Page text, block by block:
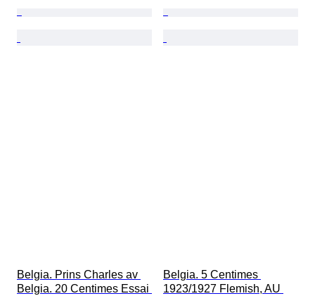
Belgia. Prins Charles av
Belgia. 20 Centimes Essai
Belgia. 5 Centimes
1923/1927 Flemish, AU